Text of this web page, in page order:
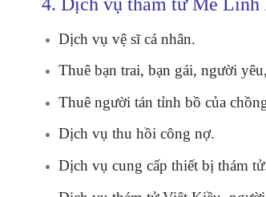
Dịch vụ vệ sĩ cá nhân.
Thuê bạn trai, bạn gái, người
Thuê người tán tỉnh bồ của
Dịch vụ thu hồi công nợ.
Dịch vụ cung cấp thiết bị thám